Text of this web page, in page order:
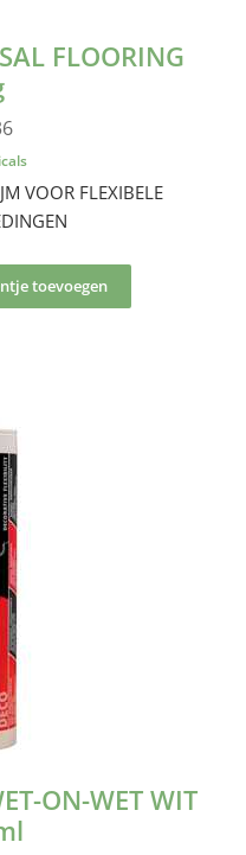
FLOORING
VOOR FLEXIBELE
toevoegen
ON-WET WIT